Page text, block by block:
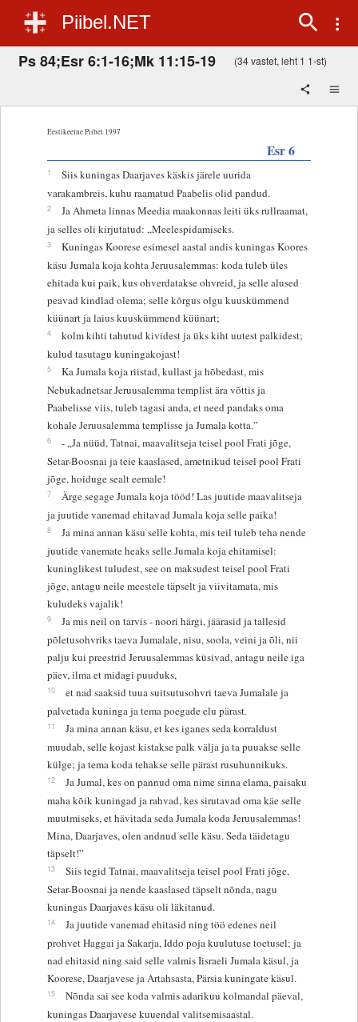
Piibel.NET
Ps 84;Esr 6:1-16;Mk 11:15-19 (34 vastet, leht 1 1-st)
Eestikeelne Piibel 1997
Esr 6
1
Siis kuningas Daarjaves käskis järele uurida
varakambreis, kuhu raamatud Paabelis olid pandud.
2
Ja Ahmeta linnas Meedia maakonnas leiti üks rullraamat,
ja selles oli kirjutatud: „Meelespidamiseks.
3
Kuningas Koorese esimesel aastal andis kuningas Koores
käsu Jumala koja kohta Jeruusalemmas: koda tuleb üles
ehitada kui paik, kus ohverdatakse ohvreid, ja selle alused
peavad kindlad olema; selle kõrgus olgu kuuskümmend
küünart ja laius kuuskümmend küünart;
4
kolm kihti tahutud kividest ja üks kiht uutest palkidest;
kulud tasutagu kuningakojast!
5
Ka Jumala koja riistad, kullast ja hõbedast, mis
Nebukadnetsar Jeruusalemma templist ära võttis ja
Paabelisse viis, tuleb tagasi anda, et need pandaks oma
kohale Jeruusalemma templisse ja Jumala kotta.”
6
- „Ja nüüd, Tatnai, maavalitseja teisel pool Frati jõge,
Setar-Boosnai ja teie kaaslased, ametnikud teisel pool Frati
jõge, hoiduge sealt eemale!
7
Ärge segage Jumala koja tööd! Las juutide maavalitseja
ja juutide vanemad ehitavad Jumala koja selle paika!
8
Ja mina annan käsu selle kohta, mis teil tuleb teha nende
juutide vanemate heaks selle Jumala koja ehitamisel:
kuninglikest tuludest, see on maksudest teisel pool Frati
jõge, antagu neile meestele täpselt ja viivitamata, mis
kuludeks vajalik!
9
Ja mis neil on tarvis - noori härgi, jäärasid ja tallesid
põletusohvriks taeva Jumalale, nisu, soola, veini ja õli, nii
palju kui preestrid Jeruusalemmas küsivad, antagu neile iga
päev, ilma et midagi puuduks,
10
et nad saaksid tuua suitsutusohvri taeva Jumalale ja
palvetada kuninga ja tema poegade elu pärast.
11
Ja mina annan käsu, et kes iganes seda korraldust
muudab, selle kojast kistakse palk välja ja ta puuakse selle
külge; ja tema koda tehakse selle pärast rusuhunnikuks.
12
Ja Jumal, kes on pannud oma nime sinna elama, paisaku
maha kõik kuningad ja rahvad, kes sirutavad oma käe selle
muutmiseks, et hävitada seda Jumala koda Jeruusalemmas!
Mina, Daarjaves, olen andnud selle käsu. Seda täidetagu
täpselt!”
13
Siis tegid Tatnai, maavalitseja teisel pool Frati jõge,
Setar-Boosnai ja nende kaaslased täpselt nõnda, nagu
kuningas Daarjaves käsu oli läkitanud.
14
Ja juutide vanemad ehitasid ning töö edenes neil
prohvet Haggai ja Sakarja, Iddo poja kuulutuse toetusel; ja
nad ehitasid ning said selle valmis Iisraeli Jumala käsul, ja
Koorese, Daarjavese ja Artahsasta, Pärsia kuningate käsul.
15
Nõnda sai see koda valmis adarikuu kolmandal päeval,
kuningas Daarjavese kuuendal valitsemisaastal.